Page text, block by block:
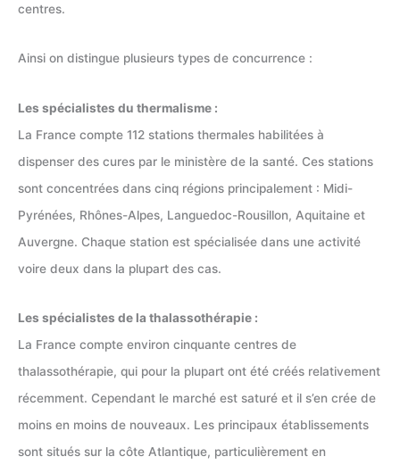
centres.
Ainsi on distingue plusieurs types de concurrence :
Les spécialistes du thermalisme :
La France compte 112 stations thermales habilitées à
dispenser des cures par le ministère de la santé. Ces stations
sont concentrées dans cinq régions principalement : Midi-
Pyrénées, Rhônes-Alpes, Languedoc-Rousillon, Aquitaine et
Auvergne. Chaque station est spécialisée dans une activité
voire deux dans la plupart des cas.
Les spécialistes de la thalassothérapie :
La France compte environ cinquante centres de
thalassothérapie, qui pour la plupart ont été créés relativement
récemment. Cependant le marché est saturé et il s’en crée de
moins en moins de nouveaux. Les principaux établissements
sont situés sur la côte Atlantique, particulièrement en